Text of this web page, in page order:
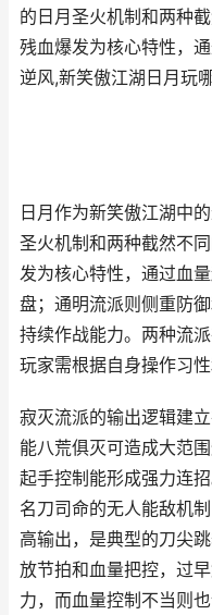
的日月圣火机制和两种
残血爆发为核心特性，
逆风,新笑傲江湖日月玩
日月作为新笑傲江湖中
圣火机制和两种截然不
发为核心特性，通过血
盘；通明流派则侧重防
持续作战能力。两种流
玩家需根据自身操作习
寂灭流派的输出逻辑建
能八荒俱灭可造成大范
起手控制能形成强力连
名刀司命的无人能敌机
高输出，是典型的刀尖
放节拍和血量把控，过
力，而血量控制不当则也